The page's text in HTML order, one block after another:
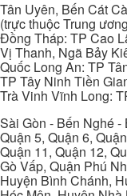
Tân Uyên, Bến Cát
(trực thuộc Trung
Đồng Tháp: TP Cao
Vị Thanh, Ngã Bảy
Quốc Long An: TP
TP Tây Ninh Tiền
Trà Vinh Vĩnh Long:
Sài Gòn - Bến Nghé -
Quận 5, Quận 6,
Quận 11, Quận 12,
Gò Vấp, Quận Phú
Huyện Bình Chánh,